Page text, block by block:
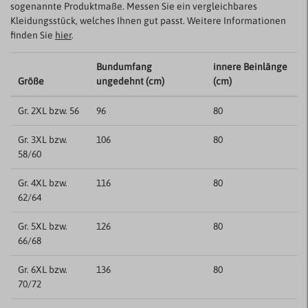
sogenannte Produktmaße. Messen Sie ein vergleichbares
Kleidungsstück, welches Ihnen gut passt. Weitere Informationen
finden Sie hier.
Größe
Bundumfang
ungedehnt (cm)
innere Beinlänge
(cm)
Gr. 2XL bzw. 56 96 80
Gr. 3XL bzw.
58/60
106 80
Gr. 4XL bzw.
62/64
116 80
Gr. 5XL bzw.
66/68
126 80
Gr. 6XL bzw.
70/72
136 80